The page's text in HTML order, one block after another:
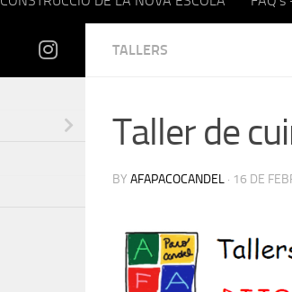
TALLERS
Taller de
BY AFAPACOCANDEL · 16 DE